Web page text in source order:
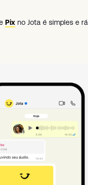
Pix no Jota é simples e